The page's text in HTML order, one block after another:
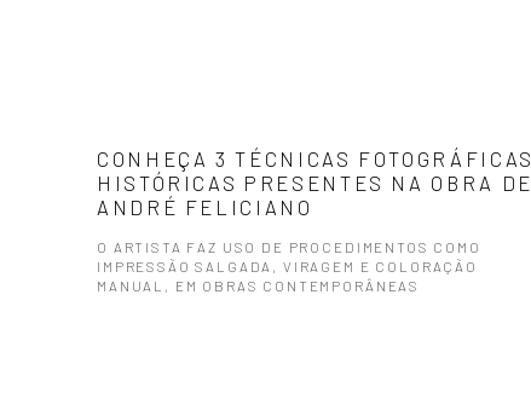
CONHEÇA 3 TÉCNICAS FOTOGRÁFICAS
HISTÓRICAS PRESENTES NA OBRA DE
ANDRÉ FELICIANO
O ARTISTA FAZ USO DE PROCEDIMENTOS COMO
IMPRESSÃO SALGADA, VIRAGEM E COLORAÇÃO
MANUAL, EM OBRAS CONTEMPORÂNEAS